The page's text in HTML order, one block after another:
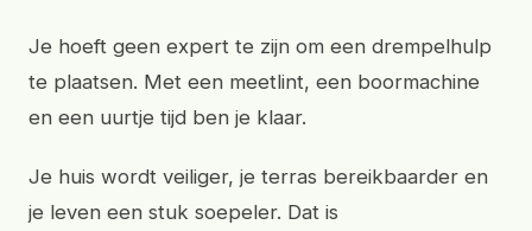
Je hoeft geen expert te zijn om een drempelhulp
te plaatsen. Met een meetlint, een boormachine
en een uurtje tijd ben je klaar.
Je huis wordt veiliger, je terras bereikbaarder en
je leven een stuk soepeler. Dat is